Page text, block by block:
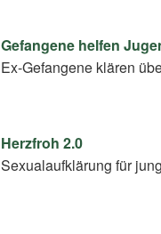
Gefangene helfen
Ex-Gefangene klären
Herzfroh 2.0
Sexualaufklärung für